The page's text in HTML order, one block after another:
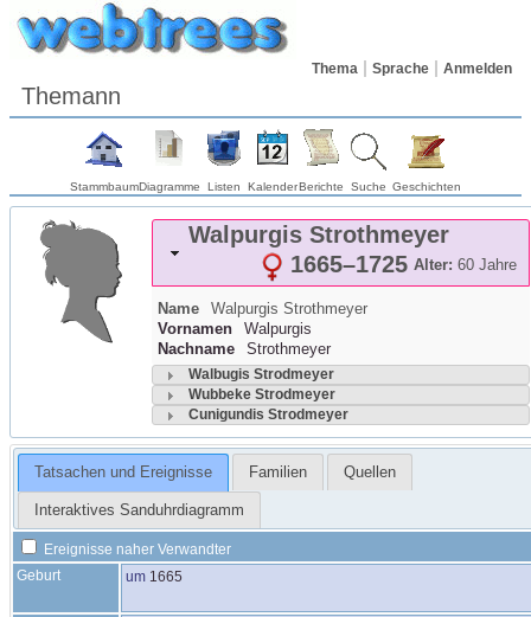
Thema Sprache Anmelden
Themann
StammbaumDiagramme Listen KalenderBerichte Suche Geschichten
Walpurgis Strothmeyer
Alter: 60 Jahre
1665–1725
Name Walpurgis Strothmeyer
Vornamen
Walpurgis
Nachname
Strothmeyer
Walbugis Strodmeyer
Wubbeke Strodmeyer
Cunigundis Strodmeyer
Tatsachen und Ereignisse Familien Quellen
Interaktives Sanduhrdiagramm
Ereignisse naher Verwandter
Geburt
um 1665